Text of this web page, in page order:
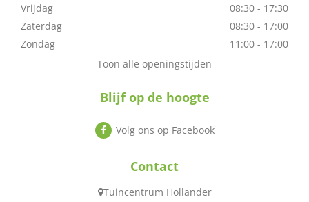
Vrijdag
08:30 - 17:30
Zaterdag
08:30 - 17:00
Zondag
11:00 - 17:00
Toon alle openingstijden
Blijf op de hoogte
Volg ons op Facebook
Contact
Tuincentrum Hollander